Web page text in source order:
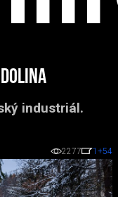
industriál.
2277 1 +54